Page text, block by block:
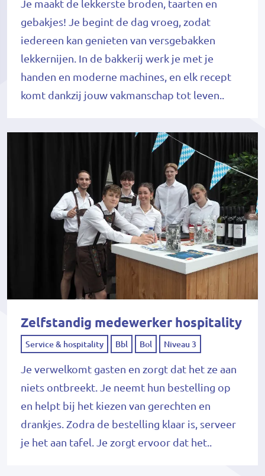
Je maakt de lekkerste broden, taarten en
gebakjes! Je begint de dag vroeg, zodat
iedereen kan genieten van versgebakken
lekkernijen. In de bakkerij werk je met je
handen en moderne machines, en elk recept
komt dankzij jouw vakmanschap tot leven..
Zelfstandig medewerker hospitality
Service & hospitality Bbl Bol Niveau 3
Je verwelkomt gasten en zorgt dat het ze aan
niets ontbreekt. Je neemt hun bestelling op
en helpt bij het kiezen van gerechten en
drankjes. Zodra de bestelling klaar is, serveer
je het aan tafel. Je zorgt ervoor dat het..